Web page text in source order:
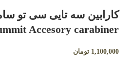
Accesory carabiner
1,100,000 تومان